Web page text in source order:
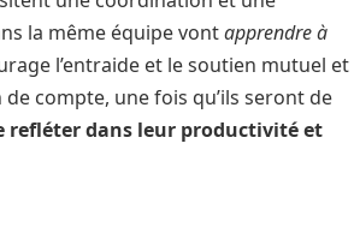
la même équipe vontapprendre à
l’entraide et le soutien mutuel et
compte, une fois qu’ils seront de
refléter dans leur productivité et